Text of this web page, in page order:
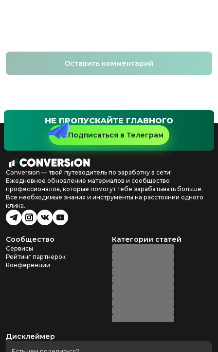
Оставить комментарий
НЕ ПРОПУСКАЙТЕ ГЛАВНОГО
Подписаться в Телеграм
Conversion — твой путеводитель по заработку в сети!
Ежедневное обновление материалов и сообщество
профессионалов, которые помогут тебе зарабатывать больше.
Все необходимые знания и инструменты на расстоянии одного
клика.
Сообщество
Сервисы
Рейтинг партнерок
Конференции
Категории статей
Дисклеймер